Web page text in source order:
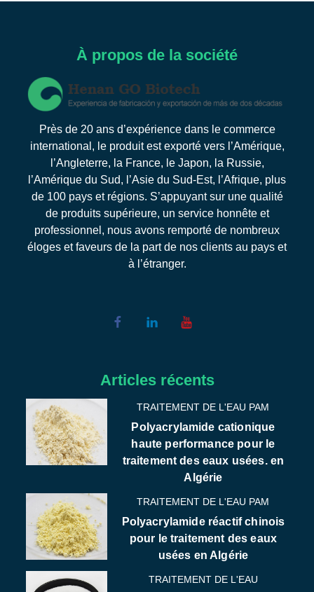
À propos de la société
Près de 20 ans d’expérience dans le commerce
international, le produit est exporté vers l’Amérique,
l’Angleterre, la France, le Japon, la Russie,
l’Amérique du Sud, l’Asie du Sud-Est, l’Afrique, plus
de 100 pays et régions. S’appuyant sur une qualité
de produits supérieure, un service honnête et
professionnel, nous avons remporté de nombreux
éloges et faveurs de la part de nos clients au pays et
à l’étranger.
Articles récents
TRAITEMENT DE L'EAU PAM
Polyacrylamide cationique
haute performance pour le
traitement des eaux usées. en
Algérie
TRAITEMENT DE L'EAU PAM
Polyacrylamide réactif chinois
pour le traitement des eaux
usées en Algérie
TRAITEMENT DE L'EAU